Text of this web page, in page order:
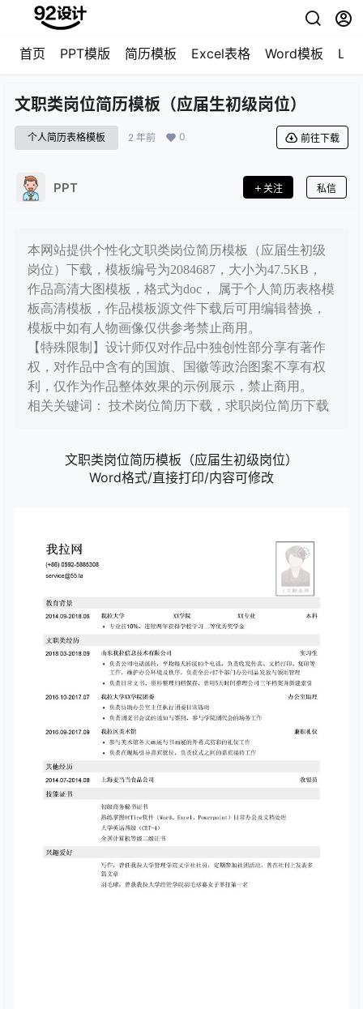
首页 PPT模版 简历模板 Excel表格 Word模板
文职类岗位简历模板（应届生初级岗位）
个人简历表格模板 2 年前 0 前往下载
PPT 关注 私信
本网站提供个性化文职类岗位简历模板（应届生初级
岗位）下载，模板编号为2084687，大小为47.5KB，
作品高清大图模板，格式为doc， 属于个人简历表格模
板高清模板，作品模板源文件下载后可用编辑替换，
模板中如有人物画像仅供参考禁止商用。
【特殊限制】设计师仅对作品中独创性部分享有著作
权，对作品中含有的国旗、国徽等政治图案不享有权
利，仅作为作品整体效果的示例展示，禁止商用。
相关关键词： 技术岗位简历下载，求职岗位简历下载
文职类岗位简历模板（应届生初级岗位）
Word格式/直接打印/内容可修改